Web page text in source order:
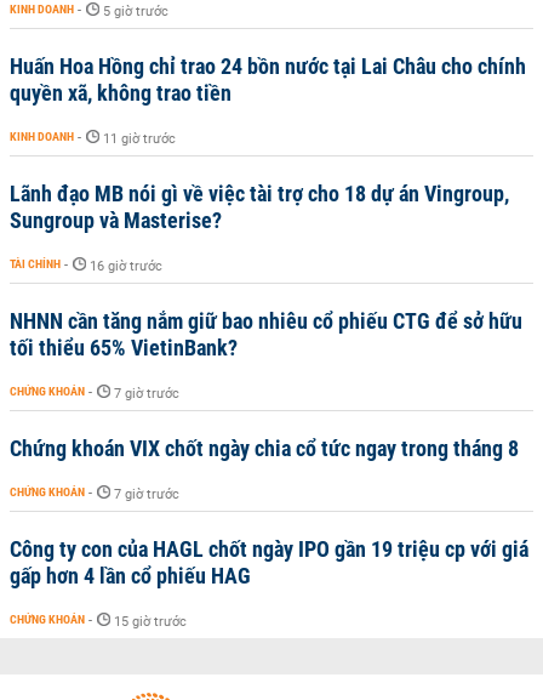
KINH DOANH - 5 giờ trước
Huấn Hoa Hồng chỉ trao 24 bồn nước tại Lai Châu cho chính
quyền xã, không trao tiền
KINH DOANH - 11 giờ trước
Lãnh đạo MB nói gì về việc tài trợ cho 18 dự án Vingroup,
Sungroup và Masterise?
TÀI CHÍNH - 16 giờ trước
NHNN cần tăng nắm giữ bao nhiêu cổ phiếu CTG để sở hữu
tối thiểu 65% VietinBank?
CHỨNG KHOÁN - 7 giờ trước
Chứng khoán VIX chốt ngày chia cổ tức ngay trong tháng 8
CHỨNG KHOÁN - 7 giờ trước
Công ty con của HAGL chốt ngày IPO gần 19 triệu cp với giá
gấp hơn 4 lần cổ phiếu HAG
CHỨNG KHOÁN - 15 giờ trước